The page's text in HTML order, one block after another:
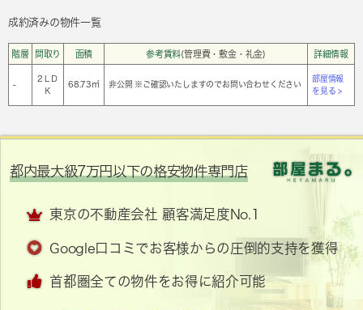
成約済みの物件一覧
階層 間取り 面積 参考賃料(管理費・敷金・礼金) 詳細情報
-
2ＬＤ
Ｋ
68.73㎡ 非公開 ※ご確認いたしますのでお問い合わせください
部屋情報
を見る >
都内最大級7万円以下の格安物件専門店
東京の不動産会社 顧客満足度No.1
Google口コミでお客様からの圧倒的支持を獲得
首都圏全ての物件をお得に紹介可能